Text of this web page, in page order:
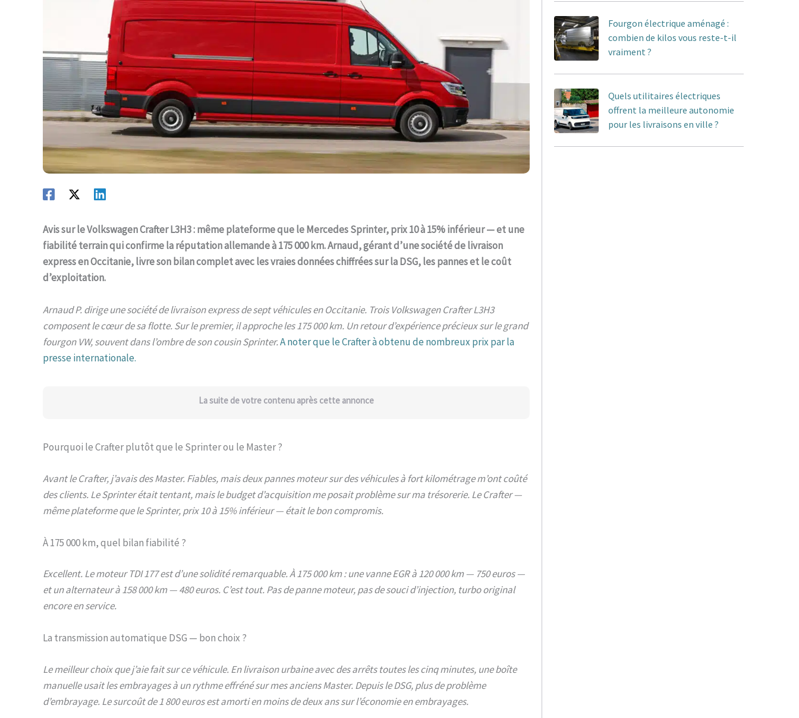
Avis sur le Volkswagen Crafter L3H3 : même plateforme que le Mercedes Sprinter, prix 10 à 15% inférieur — et une
fiabilité terrain qui confirme la réputation allemande à 175 000 km. Arnaud, gérant d’une société de livraison
express en Occitanie, livre son bilan complet avec les vraies données chiffrées sur la DSG, les pannes et le coût
d’exploitation.
Arnaud P. dirige une société de livraison express de sept véhicules en Occitanie. Trois Volkswagen Crafter L3H3
composent le cœur de sa flotte. Sur le premier, il approche les 175 000 km. Un retour d’expérience précieux sur le grand
fourgon VW, souvent dans l’ombre de son cousin Sprinter.A noter que le Crafter à obtenu de nombreux prix par la
presse internationale.
La suite de votre contenu après cette annonce
Pourquoi le Crafter plutôt que le Sprinter ou le Master ?
Avant le Crafter, j’avais des Master. Fiables, mais deux pannes moteur sur des véhicules à fort kilométrage m’ont coûté
des clients. Le Sprinter était tentant, mais le budget d’acquisition me posait problème sur ma trésorerie. Le Crafter —
même plateforme que le Sprinter, prix 10 à 15% inférieur — était le bon compromis.
À 175 000 km, quel bilan fiabilité ?
Excellent. Le moteur TDI 177 est d’une solidité remarquable. À 175 000 km : une vanne EGR à 120 000 km — 750 euros —
et un alternateur à 158 000 km — 480 euros. C’est tout. Pas de panne moteur, pas de souci d’injection, turbo original
encore en service.
La transmission automatique DSG — bon choix ?
Le meilleur choix que j’aie fait sur ce véhicule. En livraison urbaine avec des arrêts toutes les cinq minutes, une boîte
manuelle usait les embrayages à un rythme effréné sur mes anciens Master. Depuis le DSG, plus de problème
d’embrayage. Le surcoût de 1 800 euros est amorti en moins de deux ans sur l’économie en embrayages.
Fourgon électrique aménagé :
combien de kilos vous reste-t-il
vraiment ?
Quels utilitaires électriques
offrent la meilleure autonomie
pour les livraisons en ville ?